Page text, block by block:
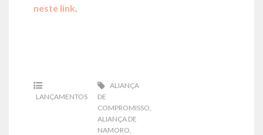
neste link.
LANÇAMENTOS
ALIANÇA
DE
COMPROMISSO
ALIANÇA DE
NAMORO